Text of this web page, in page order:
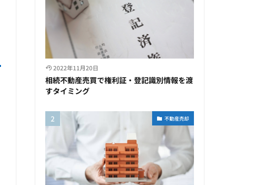
2022年11月20日
相続不動産売買で権利証・登記識別情報を渡
すタイミング
不動産売却